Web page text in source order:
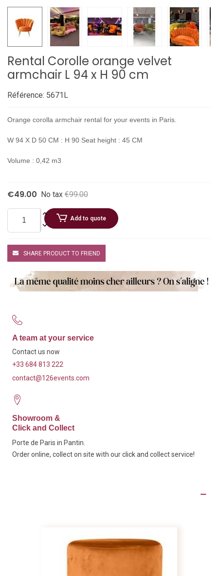
Rental Corolle orange velvet
armchair L 94 x H 90 cm
Référence: 5671L
Orange corolla armchair rental for your events in Paris.
W 94 X D 50 CM : H 90 Seat height : 45 CM
Volume : 0,42 m3
€49.00 No tax €99.00
Add to quote
SHARE PRODUCT TO FRIEND
A team at your service
Contact us now
+33 684 813 222
contact@126events.com
Showroom &
Click and Collect
Porte de Paris in Pantin.
Order online, collect on site with our click and collect service!